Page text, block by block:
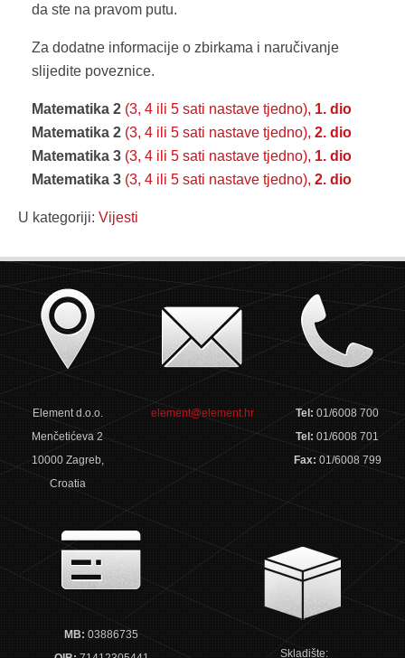
da ste na pravom putu.
Za dodatne informacije o zbirkama i naručivanje
slijedite poveznice.
Matematika 2 (3, 4 ili 5 sati nastave tjedno), 1. dio
Matematika 2 (3, 4 ili 5 sati nastave tjedno), 2. dio
Matematika 3 (3, 4 ili 5 sati nastave tjedno), 1. dio
Matematika 3 (3, 4 ili 5 sati nastave tjedno), 2. dio
U kategoriji: Vijesti
Element d.o.o.
Menčetićeva 2
10000 Zagreb,
Croatia
element@element.hr Tel:01/6008 700
Tel:01/6008 701
Fax: 01/6008 799
MB: 03886735
Skladište: